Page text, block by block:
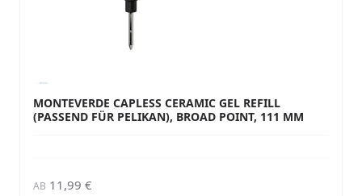
MONTEVERDE CAPLESS CERAMIC GEL REFILL
(PASSEND FÜR PELIKAN), BROAD POINT, 111 MM
AB 11,99 €